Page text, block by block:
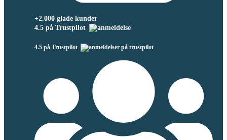
+2.000 glade kunder
4.5 på Trustpilot
4.5 på Trustpilot